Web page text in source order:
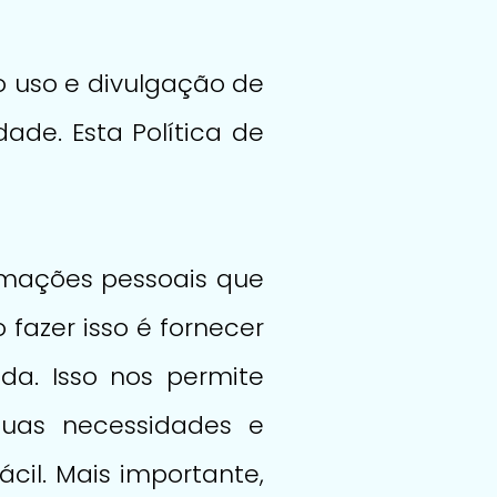
uso e divulgação de
Esta Política de
pessoais que
isso é fornecer
Isso nos permite
necessidades e
Mais importante,